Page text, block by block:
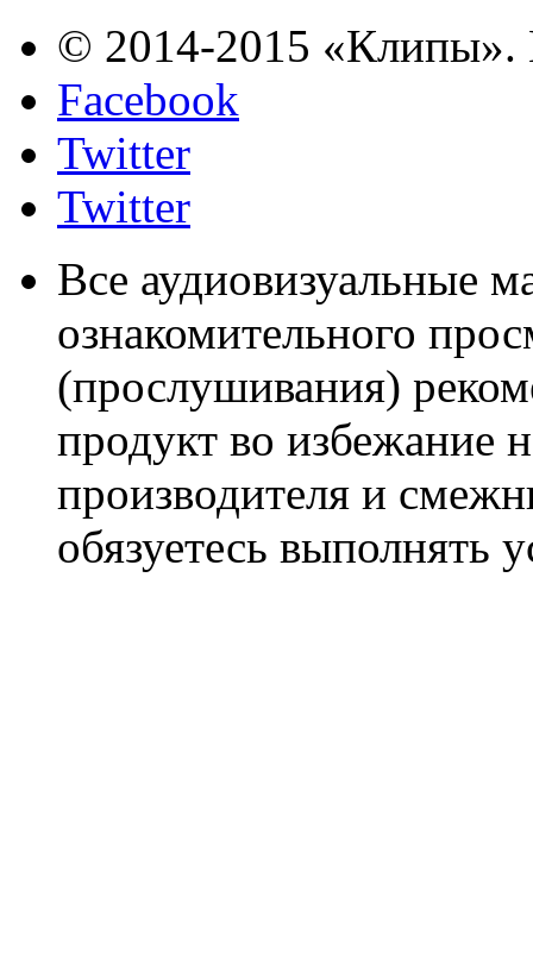
© 2014-2015 «Клипы».
Facebook
Twitter
Twitter
Все аудиовизуальные
ознакомительного
(прослушивания)
продукт во избежание
производителя и
обязуетесь выполнять